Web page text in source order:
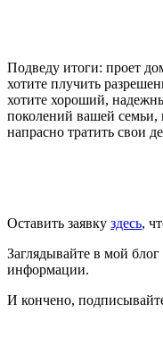
Подведу итоги: проет
хотите плучить
хотите хороший,
поколений вашей
напрасно тратить свои
Оставить заявку здесь,
Заглядывайте в мой
информации.
И кончено,